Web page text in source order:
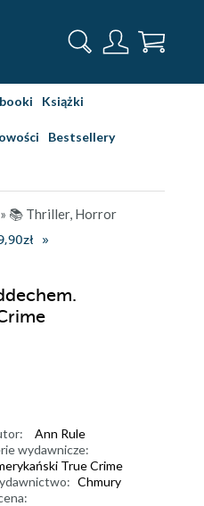
Książki
Bestsellery
» 📚 Thriller, Horror
Ann Rule
wydawnicze:
True Crime
Chmury